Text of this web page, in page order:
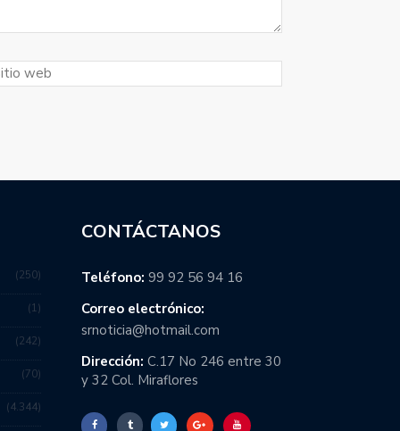
250
1
242
70
4.344
CONTÁCTANOS
Teléfono: 99 92 56 94 16
Correo electrónico:
srnoticia@hotmail.com
Dirección: C.17 No 246 entre 30
y 32 Col. Miraflores